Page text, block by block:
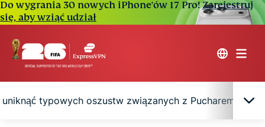
Do wygrania 30 nowych iPhone'ów 17 Pro!Zarejestruj
się, aby wziąć udział
typowych oszustw związanych z Pucharem